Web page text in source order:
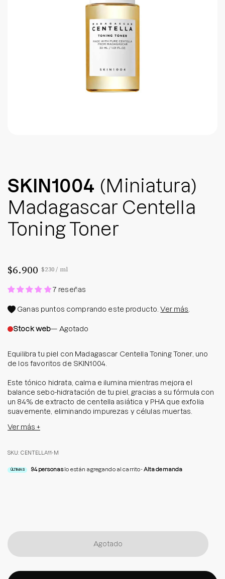
Protector Solar en Barra No.1
Parche para granitos
Rastrear mi Pedido
Parches para manchitas pos acné
SKIN1004 (Miniatura)
Madagascar Centella
Toning Toner
$6.900 Precio por unidad
$230 /por
ml
7 reseñas
Ganas puntos comprando este producto.Ver más
Stock web— Agotado
Equilibra tu piel con Madagascar Centella Toning Toner, uno
de los favoritos de SKIN1004.
Este tónico hidrata, calma e ilumina mientras mejora el
balance sebo-hidratación de tu piel, gracias a su fórmula con
un 84% de extracto de centella asiática y PHA que exfolia
suavemente, eliminando impurezas y células muertas.
Mientras que ingredientes como la adenosina, betaína y
hidratación.
Además, es no comedogénico y apto para usar a diario.
Ver más +
SKU: CENTELLA11-M
ÚLTIMAS 94personas lo están agregando al carrito Alta demanda
Agotado